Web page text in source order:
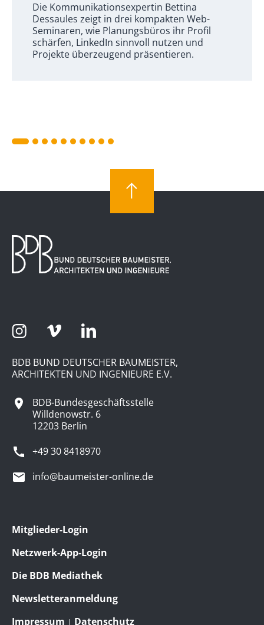
Die Kommunikationsexpertin Bettina
Dessaules zeigt in drei kompakten Web-
Seminaren, wie Planungsbüros ihr Profil
schärfen, LinkedIn sinnvoll nutzen und
Projekte überzeugend präsentieren.
BDB BUND DEUTSCHER BAUMEISTER,
ARCHITEKTEN UND INGENIEURE E.V.
BDB-Bundesgeschäftsstelle
Willdenowstr. 6
12203 Berlin
+49 30 8418970
info@baumeister-online.de
Mitglieder-Login
Netzwerk-App-Login
Die BDB Mediathek
Newsletteranmeldung
Impressum
Datenschutz